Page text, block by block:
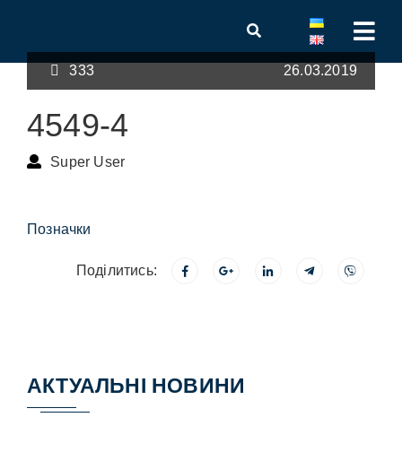
333 26.03.2019
4549-4
Super User
Позначки
Поділитись:
АКТУАЛЬНІ НОВИНИ